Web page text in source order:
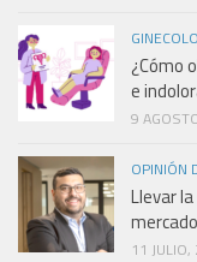
¿Cómo
e
9
OPINIÓN
Llevar
mercado
11